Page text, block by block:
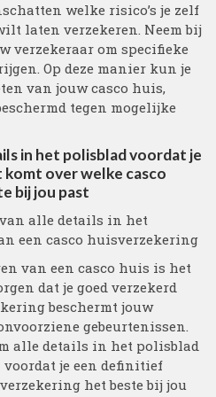
welke risico’s je zelf
laten verzekeren. Neem bij
verzekeraar om specifieke
Op deze manier kun je
van jouw casco huis,
tegen mogelijke
in het polisblad voordat je
over welke casco
bij jou past
alle details in het
een casco huisverzekering
van een casco huis is het
dat je goed verzekerd
beschermt jouw
gebeurtenissen.
alle details in het polisblad
je een definitief
het beste bij jou